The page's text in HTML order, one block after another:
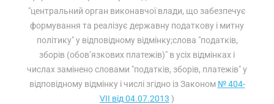
"центральний орган виконавчої влади, що забезпечує
формування та реалізує державну податкову і митну
політику" у відповідному відмінку;слова "податків,
зборів (обов’язкових платежів)" в усіх відмінках і
числах замінено словами "податків, зборів, платежів" у
відповідному відмінку і числі згідно із Законом № 404-
VII від 04.07.2013 )